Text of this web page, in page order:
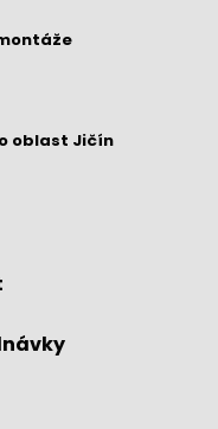
oblast Jičín